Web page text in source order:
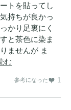
トを貼ってし
持ちが良かっ
かり足裏にく
と茶色に染ま
ませんが ま
む
参考になった 1